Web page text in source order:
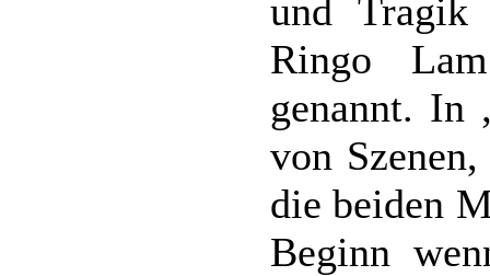
und Tragik
Ringo
genannt. In
von
die beiden
Beginn